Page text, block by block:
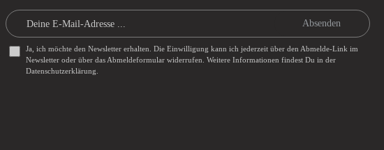
Absenden
Ja, ich möchte den Newsletter erhalten. Die Einwilligung kann ich jederzeit über den Abmelde-Link im
Newsletter oder über das Abmeldeformular widerrufen. Weitere Informationen findest Du in der
Datenschutzerklärung